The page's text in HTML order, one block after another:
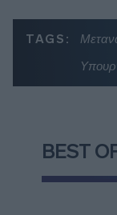
TAGS:
BEST